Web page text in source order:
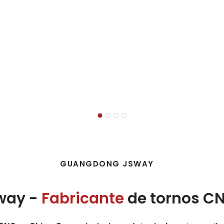
GUANGDONG JSWAY
- Fabricantede tornos